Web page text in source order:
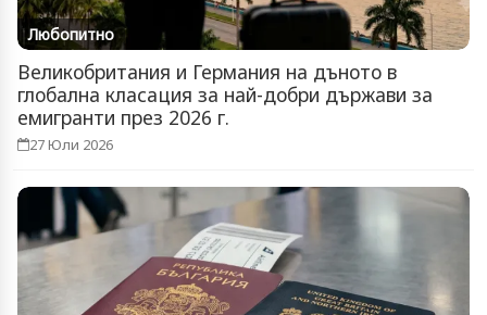
Любопитно
Великобритания и Германия на дъното в
глобална класация за най-добри държави за
емигранти през 2026 г.
27 Юли 2026